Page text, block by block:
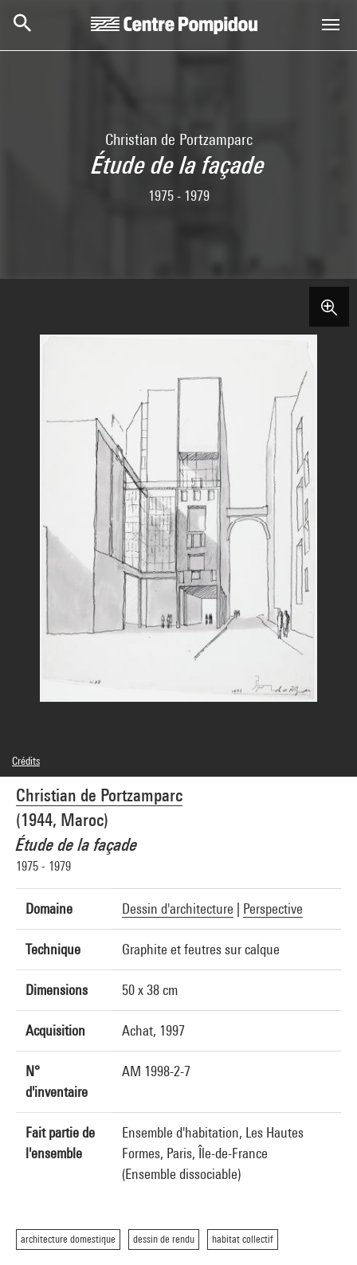
Christian de Portzamparc
Étude de la façade
1975 - 1979
Christian de Portzamparc
(1944, Maroc)
Étude de la façade
1975 - 1979
Domaine Dessin d'architecture Perspective
Technique Graphite et feutres sur calque
Dimensions 50 x 38 cm
Acquisition Achat, 1997
N°
d'inventaire
AM 1998-2-7
Fait partie de
l'ensemble
Ensemble d'habitation, Les Hautes
Formes, Paris, Île-de-France
(Ensemble dissociable)
architecture domestique dessin de rendu habitat collectif
Crédits
© Adagp, Paris
Crédit photographique : Centre Pompidou, MNAM-CCI/Philippe Migeat/Dist.
GrandPalaisRmn
Réf. image : 4N26595
Diffusion image :GrandPalaisRmnPhoto